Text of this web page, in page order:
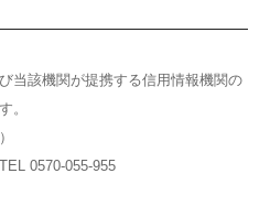
当該機関が提携する信用情報機関の
。
0570-055-955